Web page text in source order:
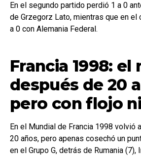
En el segundo partido perdió 1 a 0
de Grzegorz Lato, mientras que en el
a 0 con Alemania Federal.
Francia 1998: el
después de 20
pero con flojo
En el Mundial de Francia 1998 volvió
20 años, pero apenas cosechó un
en el Grupo G, detrás de Rumania (7),